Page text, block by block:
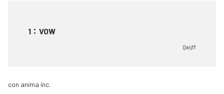
1 ： VOW
Qaijff
con anima inc.